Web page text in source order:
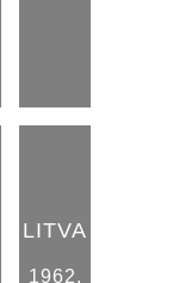
LITVA
1962,